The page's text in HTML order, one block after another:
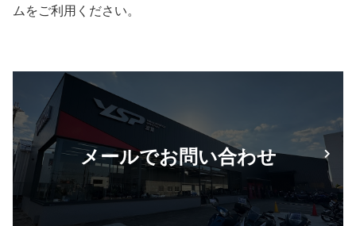
ムをご利用ください。
メールでお問い合わせ